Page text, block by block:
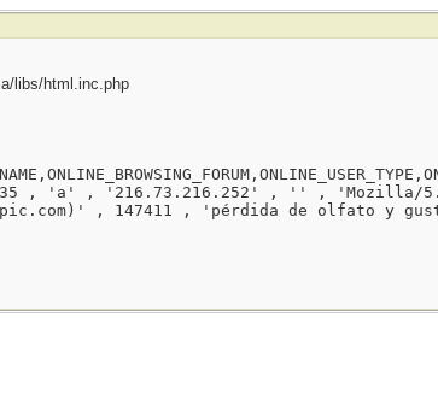
libs/html.inc.php
, 'a' , '216.73.216.252' , '' , 'Mozilla/5.0
, 147411 , 'pérdida de olfato y